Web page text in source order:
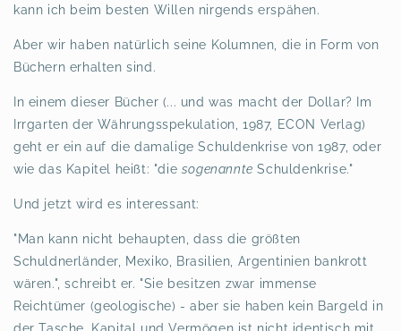
kann ich beim besten Willen nirgends erspähen.
Aber wir haben natürlich seine Kolumnen, die in Form von
Büchern erhalten sind.
In einem dieser Bücher (... und was macht der Dollar? Im
Irrgarten der Währungsspekulation, 1987, ECON Verlag)
geht er ein auf die damalige Schuldenkrise von 1987, oder
wie das Kapitel heißt: "die sogenannte Schuldenkrise."
Und jetzt wird es interessant:
"Man kann nicht behaupten, dass die größten
Schuldnerländer, Mexiko, Brasilien, Argentinien bankrott
wären.", schreibt er. "Sie besitzen zwar immense
Reichtümer (geologische) - aber sie haben kein Bargeld in
der Tasche. Kapital und Vermögen ist nicht identisch mit